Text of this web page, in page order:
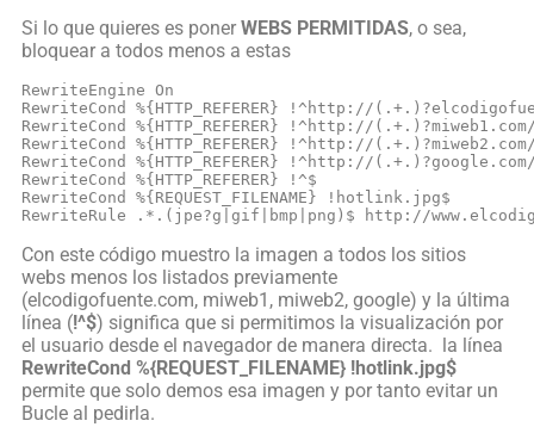
Si lo que quieres es poner WEBS PERMITIDAS, o sea,
bloquear a todos menos a estas
RewriteEngine On
RewriteCond %{HTTP_REFERER} !^http://
RewriteCond %{HTTP_REFERER} !^http://
RewriteCond %{HTTP_REFERER} !^http://
RewriteCond %{HTTP_REFERER} !^http://
RewriteCond %{HTTP_REFERER} !^$
RewriteCond %{REQUEST_FILENAME} !hotlink.jpg$
RewriteRule .*.(jpe?g|gif|bmp|png)$ http://
Con este código muestro la imagen a todos los sitios
webs menos los listados previamente
(elcodigofuente.com, miweb1, miweb2, google) y la última
línea (!^$) significa que si permitimos la visualización por
el usuario desde el navegador de manera directa. la línea
RewriteCond %{REQUEST_FILENAME} !hotlink.jpg$
permite que solo demos esa imagen y por tanto evitar un
Bucle al pedirla.